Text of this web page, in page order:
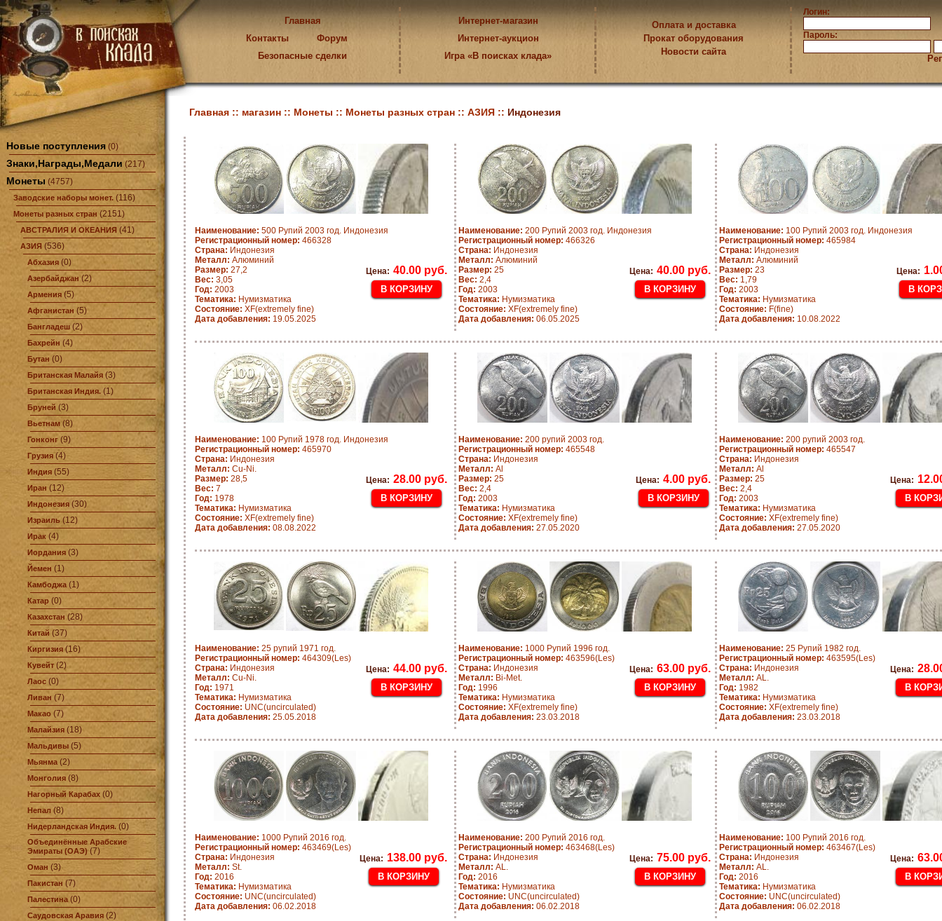
Главная
Контакты
Форум
Безопасные сделки
Интернет-магазин
Интернет-аукцион
Игра «В поисках клада»
Оплата и доставка
Прокат оборудования
Новости сайта
Логин:
Пароль:
Новые поступления (0)
Знаки,Награды,Медали (217)
Монеты (4757)
Заводские наборы монет. (116)
Монеты разных стран (2151)
АВСТРАЛИЯ И ОКЕАНИЯ (41)
АЗИЯ (536)
Абхазия (0)
Азербайджан(2)
Армения (5)
Афганистан (5)
Бангладеш (2)
Бахрейн (4)
Бутан (0)
Британская Малайя (3)
Британская Индия. (1)
Бруней (3)
Вьетнам (8)
Гонконг (9)
Грузия(4)
Индия (55)
Иран (12)
Индонезия (30)
Израиль (12)
Ирак (4)
Иордания (3)
Йемен (1)
Камбоджа(1)
Катар (0)
Казахстан (28)
Китай (37)
Киргизия(16)
Кувейт (2)
Лаос (0)
Ливан (7)
Макао (7)
Малайзия (18)
Мальдивы (5)
Мьянма (2)
Монголия (8)
Нагорный Карабах (0)
Непал (8)
Нидерландская Индия.(0)
Объединённые Арабские
Эмираты (ОАЭ)(7)
Оман (3)
Пакистан (7)
Палестина(0)
Саудовская Аравия (2)
Главная :: магазин :: Монеты :: Монеты разных стран :: АЗИЯ :: Индонезия
Наименование: 500 Рупий 2003 год. Индонезия
Регистрационный номер: 466328
Страна: Индонезия
Металл: Алюминий
Размер: 27,2
Вес: 3,05
Год: 2003
Тематика: Нумизматика
Состояние: XF(extremely fine)
Дата добавления: 19.05.2025
Цена: 40.00 руб.
Наименование: 200 Рупий 2003 год. Индонезия
Регистрационный номер: 466326
Страна: Индонезия
Металл: Алюминий
Размер: 25
Вес: 2,4
Год: 2003
Тематика: Нумизматика
Состояние: XF(extremely fine)
Дата добавления: 06.05.2025
Цена: 40.00 руб.
Наименование: 100 Рупий 2003 год. Индонезия
Регистрационный номер: 465984
Страна: Индонезия
Металл: Алюминий
Размер: 23
Вес: 1,79
Год: 2003
Тематика: Нумизматика
Состояние: F(fine)
Дата добавления: 10.08.2022
Цена:
Наименование: 100 Рупий 1978 год. Индонезия
Регистрационный номер: 465970
Страна: Индонезия
Металл: Cu-Ni.
Размер: 28,5
Вес: 7
Год: 1978
Тематика: Нумизматика
Состояние: XF(extremely fine)
Дата добавления: 08.08.2022
Цена: 28.00 руб.
Наименование: 200 рупий 2003 год.
Регистрационный номер: 465548
Страна: Индонезия
Металл: Al
Размер: 25
Вес: 2,4
Год: 2003
Тематика: Нумизматика
Состояние: XF(extremely fine)
Дата добавления: 27.05.2020
Цена: 4.00 руб.
Наименование: 200 рупий 2003 год.
Регистрационный номер: 465547
Страна: Индонезия
Металл: Al
Размер: 25
Вес: 2,4
Год: 2003
Тематика: Нумизматика
Состояние: XF(extremely fine)
Дата добавления: 27.05.2020
Цена:
Наименование: 25 рупий 1971 год.
Регистрационный номер: 464309(Les)
Страна: Индонезия
Металл: Cu-Ni.
Год: 1971
Тематика: Нумизматика
Состояние: UNC(uncirculated)
Дата добавления: 25.05.2018
Цена: 44.00 руб.
Наименование: 1000 Рупий 1996 год.
Регистрационный номер: 463596(Les)
Страна: Индонезия
Металл: Bi-Met.
Год: 1996
Тематика: Нумизматика
Состояние: XF(extremely fine)
Дата добавления: 23.03.2018
Цена: 63.00 руб.
Наименование: 25 Рупий 1982 год.
Регистрационный номер: 463595(Les)
Страна: Индонезия
Металл: AL.
Год: 1982
Тематика: Нумизматика
Состояние: XF(extremely fine)
Дата добавления: 23.03.2018
Цена:
Наименование: 1000 Рупий 2016 год.
Регистрационный номер: 463469(Les)
Страна: Индонезия
Металл: St.
Год: 2016
Тематика: Нумизматика
Состояние: UNC(uncirculated)
Дата добавления: 06.02.2018
Цена: 138.00 руб.
Наименование: 200 Рупий 2016 год.
Регистрационный номер: 463468(Les)
Страна: Индонезия
Металл: AL.
Год: 2016
Тематика: Нумизматика
Состояние: UNC(uncirculated)
Дата добавления: 06.02.2018
Цена: 75.00 руб.
Наименование: 100 Рупий 2016 год.
Регистрационный номер: 463467(Les)
Страна: Индонезия
Металл: AL.
Год: 2016
Тематика: Нумизматика
Состояние: UNC(uncirculated)
Дата добавления: 06.02.2018
Цена: